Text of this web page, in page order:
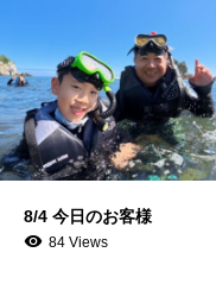
8/4 今日のお客様
84 Views